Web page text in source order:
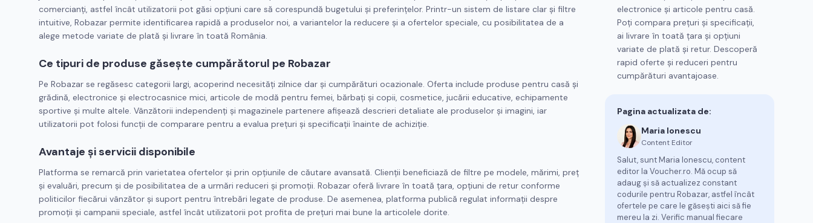
comercianți, astfel încât utilizatorii pot găsi opțiuni care să corespundă bugetului și preferințelor. Printr-un sistem de listare clar și filtre
intuitive, Robazar permite identificarea rapidă a produselor noi, a variantelor la reducere și a ofertelor speciale, cu posibilitatea de a
alege metode variate de plată și livrare în toată România.
Ce tipuri de produse găsește cumpărătorul pe Robazar
Pe Robazar se regăsesc categorii largi, acoperind necesități zilnice dar și cumpărături ocazionale. Oferta include produse pentru casă și
grădină, electronice și electrocasnice mici, articole de modă pentru femei, bărbați și copii, cosmetice, jucării educative, echipamente
sportive și multe altele. Vânzătorii independenți și magazinele partenere afișează descrieri detaliate ale produselor și imagini, iar
utilizatorii pot folosi funcții de comparare pentru a evalua prețuri și specificații înainte de achiziție.
Avantaje și servicii disponibile
Platforma se remarcă prin varietatea ofertelor și prin opțiunile de căutare avansată. Clienții beneficiază de filtre pe modele, mărimi, preț
și evaluări, precum și de posibilitatea de a urmări reduceri și promoții. Robazar oferă livrare în toată țara, opțiuni de retur conforme
politicilor fiecărui vânzător și suport pentru întrebări legate de produse. De asemenea, platforma publică regulat informații despre
promoții și campanii speciale, astfel încât utilizatorii pot profita de prețuri mai bune la articolele dorite.
electronice și articole pentru casă.
Poți compara prețuri și specificații,
ai livrare în toată țara și opțiuni
variate de plată și retur. Descoperă
rapid oferte și reduceri pentru
cumpărături avantajoase.
Pagina actualizata de:
Maria Ionescu
Content Editor
Salut, sunt Maria Ionescu, content
editor la Voucher.ro. Mă ocup să
adaug și să actualizez constant
codurile pentru Robazar, astfel încât
ofertele pe care le găsești aici să fie
mereu la zi. Verific manual fiecare